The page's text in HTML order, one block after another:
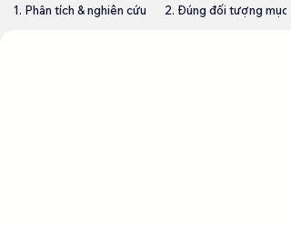
1. Phân tích & nghiên cứu 2. Đúng đối tượng mục